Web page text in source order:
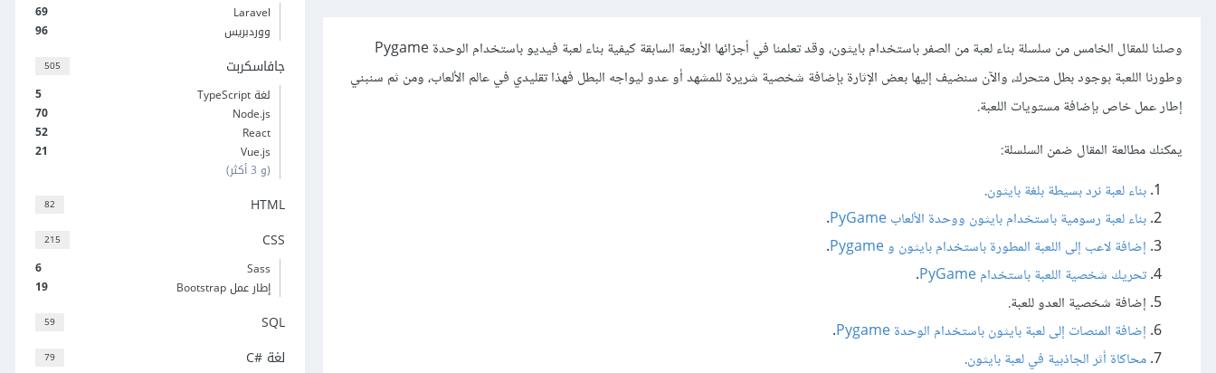
وصلنا للمقال الخامس من سلسلة بناء لعبة من الصفر باستخدام بايثون، وقد تعلمنا في أجزائها الأربعة السابقة كيفية بناء لعبة فيديو باستخدام الوحدة Pygame
وطورنا اللعبة بوجود بطل متحرك، والآن سنضيف إليها بعض الإثارة بإضافة شخصية شريرة للمشهد أو عدو ليواجه البطل فهذا تقليدي في عالم الألعاب، ومن ثم سنبني
إطار عمل خاص بإضافة مستويات اللعبة.
يمكنك مطالعة المقال ضمن السلسلة:
بناء لعبة نرد بسيطة بلغة بايثون.
بناء لعبة رسومية باستخدام بايثون ووحدة الألعاب PyGame
.
إضافة لاعب إلى اللعبة المطورة باستخدام بايثون و Pygame
.
تحريك شخصية اللعبة باستخدام PyGame
.
إضافة شخصية العدو للعبة.
إضافة المنصات إلى لعبة بايثون باستخدام الوحدة Pygame
.
محاكاة أثر الجاذبية في لعبة بايثون.
69
Laravel
96
ووردبريس
505 جافاسكربت
5
لغة TypeScript
70
Node.js
52
React
21
Vue.js
(و 3 أكثر)
82 HTML
215 CSS
6
Sass
19
إطار عمل Bootstrap
59 SQL
79 لغة C#‎